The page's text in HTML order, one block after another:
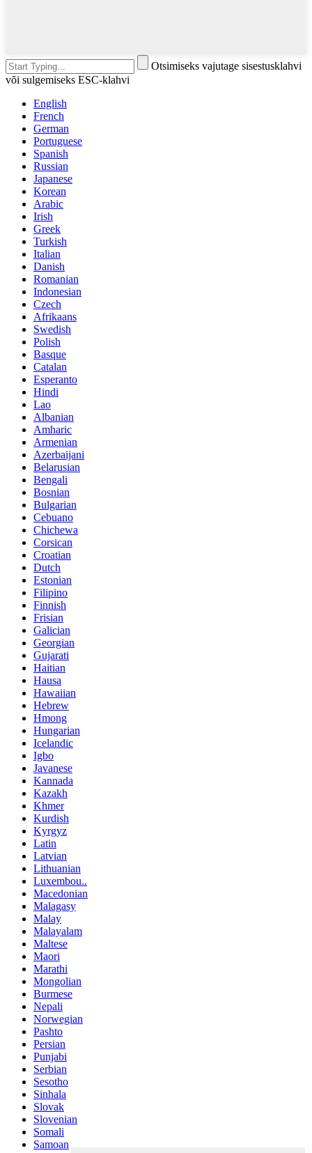
Otsimiseks vajutage sisestusklahvi
või sulgemiseks ESC-klahvi
English
French
German
Portuguese
Spanish
Russian
Japanese
Korean
Arabic
Irish
Greek
Turkish
Italian
Danish
Romanian
Indonesian
Czech
Afrikaans
Swedish
Polish
Basque
Catalan
Esperanto
Hindi
Lao
Albanian
Amharic
Armenian
Azerbaijani
Belarusian
Bengali
Bosnian
Bulgarian
Cebuano
Chichewa
Corsican
Croatian
Dutch
Estonian
Filipino
Finnish
Frisian
Galician
Georgian
Gujarati
Haitian
Hausa
Hawaiian
Hebrew
Hmong
Hungarian
Icelandic
Igbo
Javanese
Kannada
Kazakh
Khmer
Kurdish
Kyrgyz
Latin
Latvian
Lithuanian
Luxembou..
Macedonian
Malagasy
Malay
Malayalam
Maltese
Maori
Marathi
Mongolian
Burmese
Nepali
Norwegian
Pashto
Persian
Punjabi
Serbian
Sesotho
Sinhala
Slovak
Slovenian
Somali
Samoan